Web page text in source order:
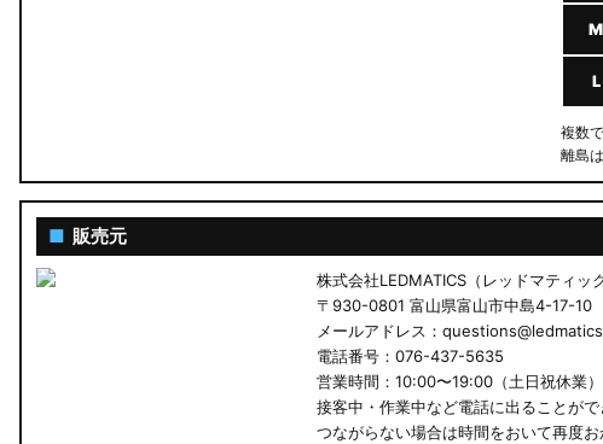
M
L
複数
離島
■ 販売元
株式会社LEDMATICS（レッドマティック
〒930-0801 富山県富山市中島4-17-10
メールアドレス：
電話番号：076-437-5635
営業時間：10:00〜19:00（土日祝休業）
接客中・作業中など電話に出ることがで
つながらない場合は時間をおいて再度